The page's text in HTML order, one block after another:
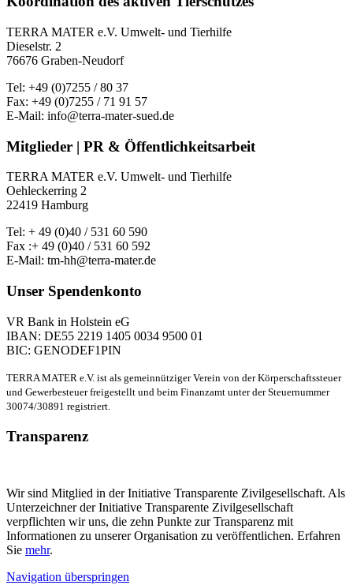
TERRA MATER e.V. Umwelt- und Tierhilfe
Dieselstr. 2
76676 Graben-Neudorf
Tel: +49 (0)7255 / 80 37
Fax: +49 (0)7255 / 71 91 57
E-Mail: info@terra-mater-sued.de
Mitglieder | PR & Öffentlichkeitsarbeit
TERRA MATER e.V. Umwelt- und Tierhilfe
Oehleckerring 2
22419 Hamburg
Tel: + 49 (0)40 / 531 60 590
Fax :+ 49 (0)40 / 531 60 592
E-Mail: tm-hh@terra-mater.de
Unser Spendenkonto
VR Bank in Holstein eG
IBAN: DE55 2219 1405 0034 9500 01
BIC: GENODEF1PIN
TERRA MATER e.V. ist als gemeinnütziger Verein von der Körperschaftssteuer
und Gewerbesteuer freigestellt und beim Finanzamt unter der Steuernummer
30074/30891 registriert.
Transparenz
Wir sind Mitglied in der Initiative Transparente Zivilgesellschaft. Als
Unterzeichner der Initiative Transparente Zivilgesellschaft
verpflichten wir uns, die zehn Punkte zur Transparenz mit
Informationen zu unserer Organisation zu veröffentlichen. Erfahren
Sie mehr.
Navigation überspringen